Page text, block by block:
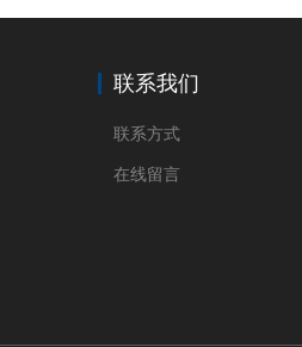
联系我们
联系方式
在线留言